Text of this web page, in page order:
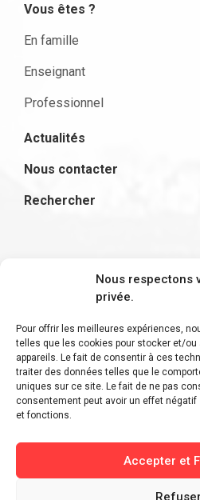
Nous respectons
privée.
Pour offrir les meilleures expériences,
telles que les cookies pour stocker et/
appareils. Le fait de consentir à ces
traiter des données telles que le
uniques sur ce site. Le fait de ne pas
consentement peut avoir un effet
et fonctions.
Accepter et
Refuser
Vous êtes ?
En famille
Enseignant
Professionnel
Actualités
Nous contacter
Rechercher
S'inscrire à la
Restez informé des
dernières